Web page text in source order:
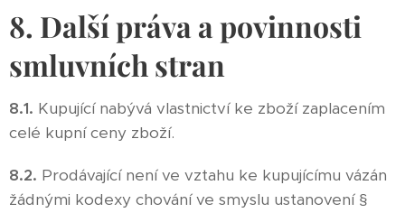
8. Další práva a povinnosti
smluvních stran
8.1. Kupující nabývá vlastnictví ke zboží zaplacením
celé kupní ceny zboží.
8.2. Prodávající není ve vztahu ke kupujícímu vázán
žádnými kodexy chování ve smyslu ustanovení §